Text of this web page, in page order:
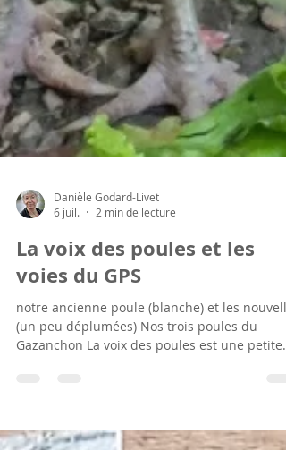
Danièle Godard-Livet
6 juil.
2 min de lecture
La voix des poules et les
voies du GPS
Gazanchon La voix des poules est une petite
professionnels de poules pondeuses et